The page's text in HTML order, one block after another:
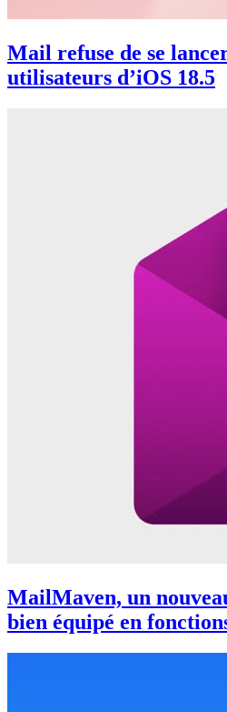
Mail refuse de se
utilisateurs d’iOS 18.5
MailMaven, un
bien équipé en